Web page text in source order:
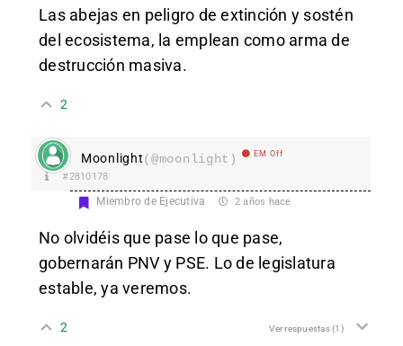
Las abejas en peligro de extinción y sostén
del ecosistema, la emplean como arma de
destrucción masiva.
2
Moonlight(@moonlight) EM Off
#2810178
Miembro de Ejecutiva 2 años hace
No olvidéis que pase lo que pase,
gobernarán PNV y PSE. Lo de legislatura
estable, ya veremos.
2 Ver respuestas(1)